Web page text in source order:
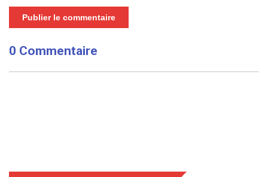
Publier le commentaire
0 Commentaire